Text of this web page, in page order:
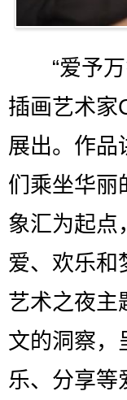
“爱予万
插画艺术家
展出。作品
们乘坐华丽
象汇为起点
爱、欢乐和
艺术之夜主
文的洞察，
乐、分享等